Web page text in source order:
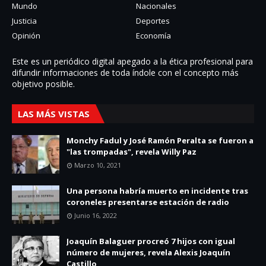
Mundo
Nacionales
Justicia
Deportes
Opinión
Economía
Este es un periódico digital apegado a la ética profesional para
difundir informaciones de toda í­ndole con el concepto más
objetivo posible.
LAS MÁS VISTAS
Monchy Fadul y José Ramón Peralta se fueron a
"las trompadas", revela Willy Paz
Marzo 10, 2021
Una persona habría muerto en incidente tras
coroneles presentarse estación de radio
Junio 16, 2022
Joaquín Balaguer procreó 7 hijos con igual
número de mujeres, revela Alexis Joaquín
Castillo